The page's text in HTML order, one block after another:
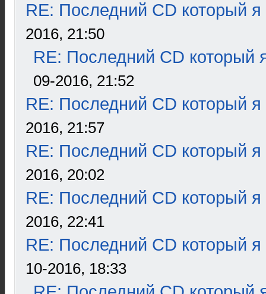
RE: Последний CD который я
2016, 21:50
RE: Последний CD который
09-2016, 21:52
RE: Последний CD который я
2016, 21:57
RE: Последний CD который я
2016, 20:02
RE: Последний CD который я
2016, 22:41
RE: Последний CD который я
10-2016, 18:33